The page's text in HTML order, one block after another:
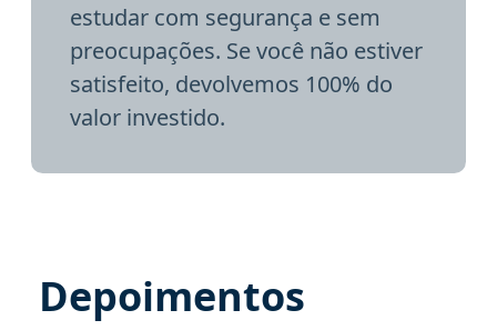
estudar com segurança e sem
preocupações. Se você não estiver
satisfeito, devolvemos 100% do
valor investido.
Depoimentos